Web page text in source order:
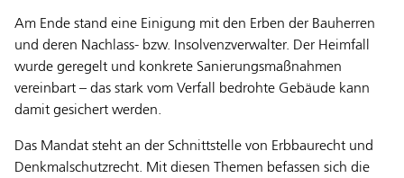
Am Ende stand eine Einigung mit den Erben der Bauherren
und deren Nachlass- bzw. Insolvenzverwalter. Der Heimfall
wurde geregelt und konkrete Sanierungsmaßnahmen
vereinbart – das stark vom Verfall bedrohte Gebäude kann
damit gesichert werden.
Das Mandat steht an der Schnittstelle von Erbbaurecht und
Denkmalschutzrecht. Mit diesen Themen befassen sich die